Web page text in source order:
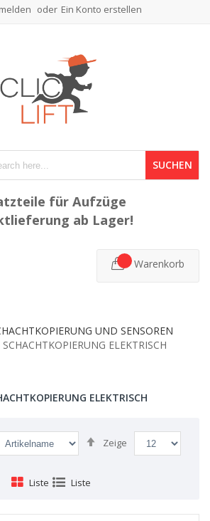
Ein Konto erstellen
SUCHEN
für Aufzüge
ab Lager!
Warenkorb
UND SENSOREN
SCHACHTKOPIERUNG ELEKTRISCH
ELEKTRISCH
Absteigend
sortieren
Zeige
Liste Liste